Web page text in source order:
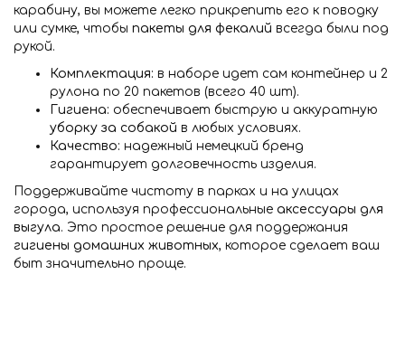
карабину, вы можете легко прикрепить его к поводку
или сумке, чтобы пакеты для фекалий всегда были под
рукой.
Комплектация: в наборе идет сам контейнер и 2
рулона по 20 пакетов (всего 40 шт).
Гигиена: обеспечивает быструю и аккуратную
уборку за собакой в любых условиях.
Качество: надежный немецкий бренд
гарантирует долговечность изделия.
Поддерживайте чистоту в парках и на улицах
города, используя профессиональные аксессуары для
выгула. Это простое решение для поддержания
гигиены домашних животных, которое сделает ваш
быт значительно проще.